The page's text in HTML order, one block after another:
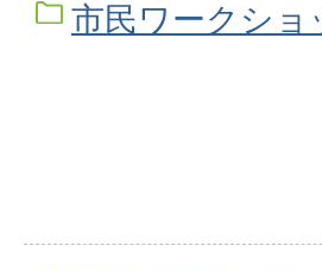
市民ワークショ